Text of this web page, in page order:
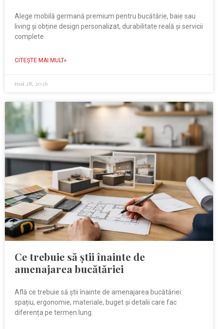
Alege mobilă germană premium pentru bucătărie, baie sau
living și obține design personalizat, durabilitate reală și servicii
complete.
CITEŞTE MAI MULT»
mai 28, 2026
Ce trebuie să știi înainte de
amenajarea bucătăriei
Află ce trebuie să știi înainte de amenajarea bucătăriei:
spațiu, ergonomie, materiale, buget și detalii care fac
diferența pe termen lung.